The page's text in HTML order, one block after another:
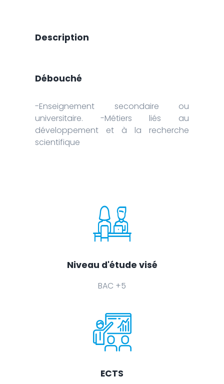
Description
Débouché
-Enseignement secondaire ou
universitaire. -Métiers liés au
développement et à la recherche
scientifique
Niveau d'étude visé
BAC +5
ECTS